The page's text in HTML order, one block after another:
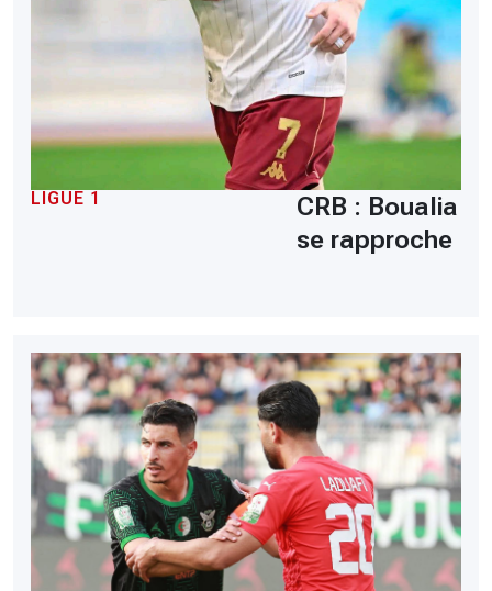
LIGUE 1
CRB : Boualia
se rapproche